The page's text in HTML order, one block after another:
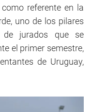
referente en la
uno de los pilares
de jurados que se
el primer semestre,
de Uruguay,